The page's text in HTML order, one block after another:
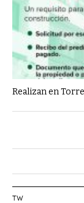
Realizan en
TW